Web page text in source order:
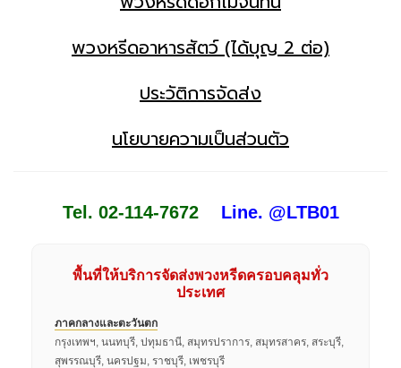
พวงหรีดอาหารสัตว์ (ได้บุญ 2 ต่อ)
ประวัติการจัดส่ง
นโยบายความเป็นส่วนตัว
Tel. 02-114-7672 Line. @LTB01
พื้นที่ให้บริการจัดส่งพวงหรีดครอบคลุมทั่ว
ประเทศ
ภาคกลางและตะวันตก
กรุงเทพฯ, นนทบุรี, ปทุมธานี, สมุทรปราการ, สมุทรสาคร, สระบุรี,
สุพรรณบุรี, นครปฐม, ราชบุรี, เพชรบุรี